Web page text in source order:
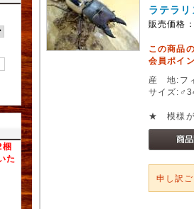
梱
た
ラテラ
販売価格
この商品
会員ポイ
産 地:フ
サイズ
★ 模様が
申し訳